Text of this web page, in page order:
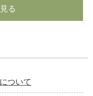
る
ついて